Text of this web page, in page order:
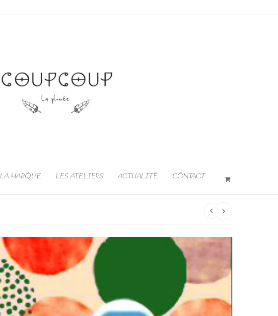
LA MARQUE LES ATELIERS ACTUALITÉ CONTACT